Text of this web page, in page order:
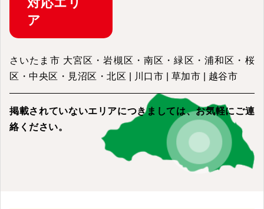
ア
さいたま市 大宮区・岩槻区・南区・緑区・浦和区・桜
区・中央区・見沼区・北区 | 川口市 | 草加市 | 越谷市
掲載されていないエリアにつきましては、お気軽にご連
絡ください。